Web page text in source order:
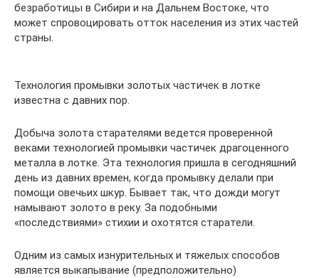
безработицы в Сибири и на Дальнем Востоке, что
может спровоцировать отток населения из этих частей
страны.
Технология промывки золотых частичек в лотке
известна с давних пор.
Добыча золота старателями ведется проверенной
веками технологией промывки частичек драгоценного
металла в лотке. Эта технология пришла в сегодняшний
день из давних времен, когда промывку делали при
помощи овечьих шкур. Бывает так, что дожди могут
намывают золото в реку. За подобными
«последствиями» стихии и охотятся старатели.
Одним из самых изнурительных и тяжелых способов
является выкапывание (предположительно)